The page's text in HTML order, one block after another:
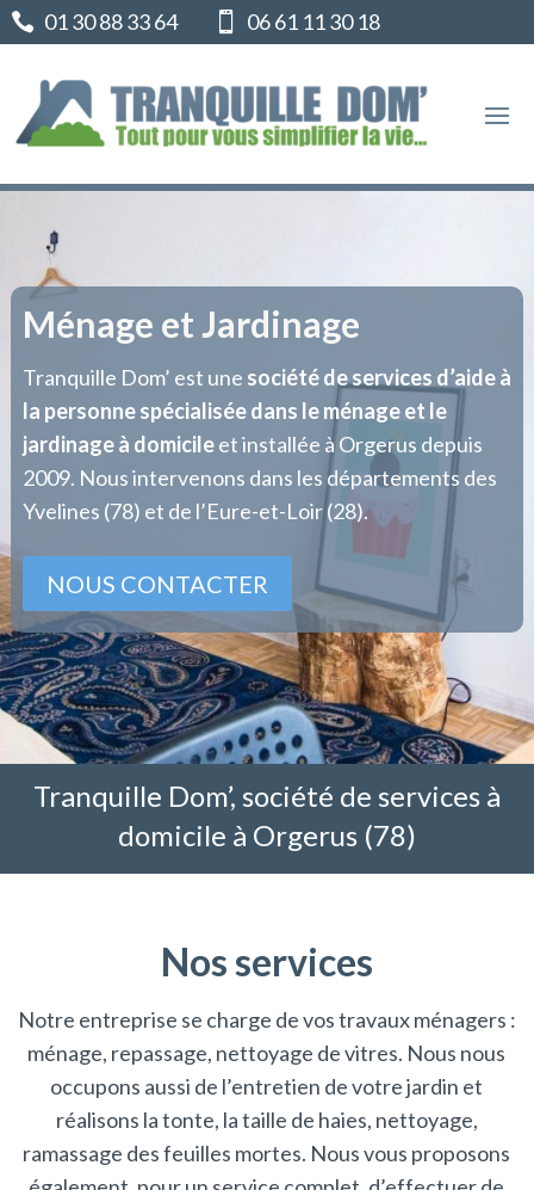
 01 30 88 33 64  06 61 11 30 18
Ménage et Jardinage
Tranquille Dom’ est une société de services d’aide à
la personne spécialisée dans le ménage et le
jardinage à domicileet installée à Orgerus depuis
2009. Nous intervenons dans les départements des
Yvelines (78) et de l’Eure-et-Loir (28).
NOUS CONTACTER
Tranquille Dom’, société de services à
domicile à Orgerus (78)
Nos services
Notre entreprise se charge de vos travaux ménagers :
ménage, repassage, nettoyage de vitres. Nous nous
occupons aussi de l’entretien de votre jardin et
réalisons la tonte, la taille de haies, nettoyage,
ramassage des feuilles mortes. Nous vous proposons